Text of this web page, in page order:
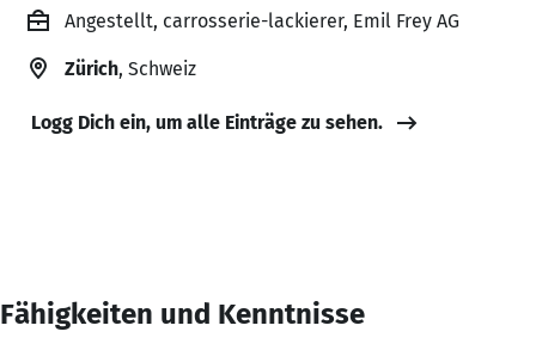
Angestellt, carrosserie-lackierer, Emil Frey AG
Zürich, Schweiz
Logg Dich ein, um alle Einträge zu sehen.
Fähigkeiten und Kenntnisse